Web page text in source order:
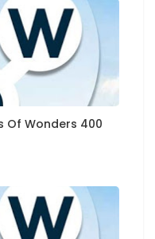
Of Wonders 400